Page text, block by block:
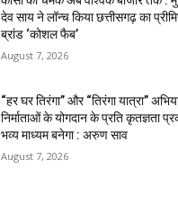
देव साय ने लॉन्च किया छत्तीसगढ़ का
ब्रांड ‘कोशल फैब’
August 7, 2026
“हर घर तिरंगा” और “तिरंगा यात्रा”
निर्माताओं के योगदान के प्रति कृतज्ञता
भव्य माध्यम बनेगा : अरुण साव
August 7, 2026